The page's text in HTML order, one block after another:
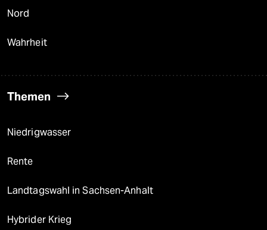
Nord
Wahrheit
Themen
Niedrigwasser
Rente
Landtagswahl in Sachsen-Anhalt
Hybrider Krieg